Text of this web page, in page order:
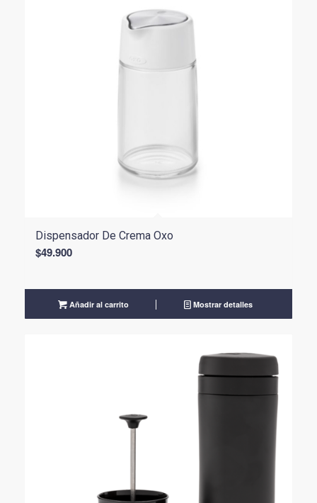
Dispensador De Crema Oxo
$49.900
Añadir al carrito Mostrar detalles